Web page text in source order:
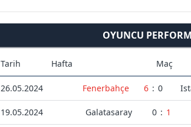
OYUNCU
Tarih Hafta Maç
26.05.2024 Fenerbahçe 6 : 0
19.05.2024 Galatasaray 0 : 1